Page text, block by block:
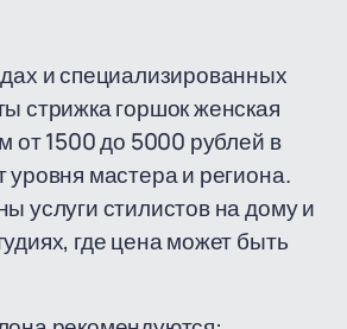
и специализированных
стрижка горшок женская
от 1500 до 5000 рублей в
уровня мастера и региона.
услуги стилистов на дому и
где цена может быть